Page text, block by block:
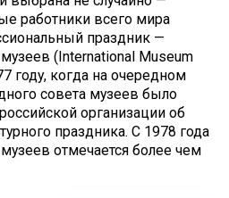
работники всего мира
праздник —
(International Museum
году, когда на очередном
совета музеев было
организации об
праздника. С 1978 года
отмечается более чем